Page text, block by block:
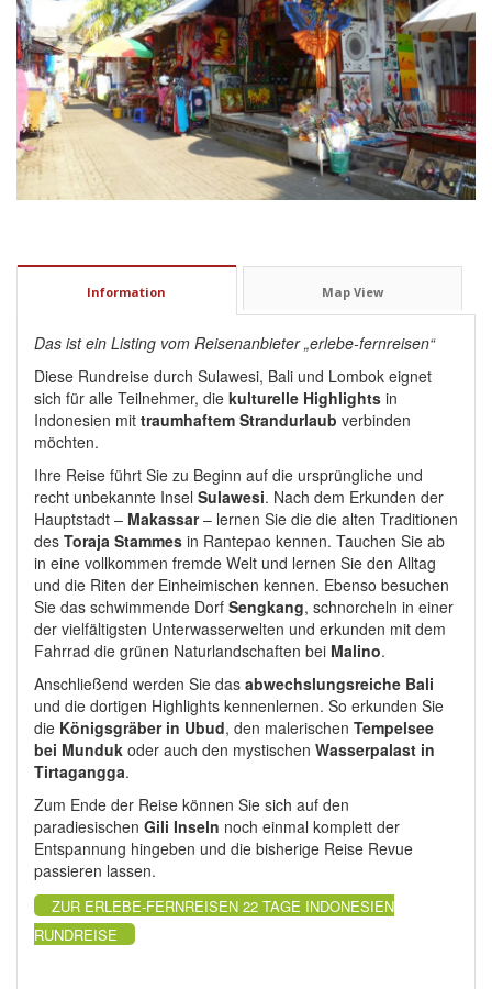
Information Map View
Das ist ein Listing vom Reisenanbieter „erlebe-fernreisen“
Diese Rundreise durch Sulawesi, Bali und Lombok eignet
sich für alle Teilnehmer, die kulturelle Highlights in
Indonesien mit traumhaftem Strandurlaub verbinden
möchten.
Ihre Reise führt Sie zu Beginn auf die ursprüngliche und
recht unbekannte Insel Sulawesi. Nach dem Erkunden der
Hauptstadt – Makassar– lernen Sie die die alten Traditionen
des Toraja Stammes in Rantepao kennen. Tauchen Sie ab
in eine vollkommen fremde Welt und lernen Sie den Alltag
und die Riten der Einheimischen kennen. Ebenso besuchen
Sie das schwimmende Dorf Sengkang, schnorcheln in einer
der vielfältigsten Unterwasserwelten und erkunden mit dem
Fahrrad die grünen Naturlandschaften bei Malino.
Anschließend werden Sie das abwechslungsreiche Bali
und die dortigen Highlights kennenlernen. So erkunden Sie
die Königsgräber in Ubud, den malerischen Tempelsee
bei Munduk oder auch den mystischen Wasserpalast in
Tirtagangga.
Zum Ende der Reise können Sie sich auf den
paradiesischen Gili Inseln noch einmal komplett der
Entspannung hingeben und die bisherige Reise Revue
passieren lassen.
ZUR ERLEBE-FERNREISEN 22 TAGE INDONESIEN
RUNDREISE